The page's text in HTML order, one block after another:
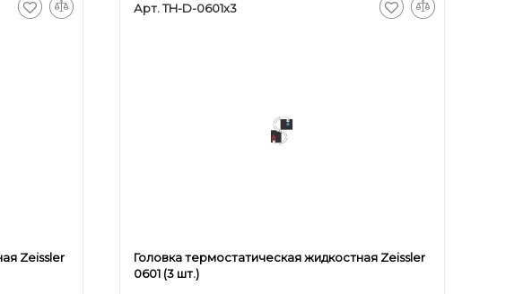
Zeissler
Арт. TH-D-0601x3
Головка термостатическая жидкостная Zeissler
0601 (3 шт.)